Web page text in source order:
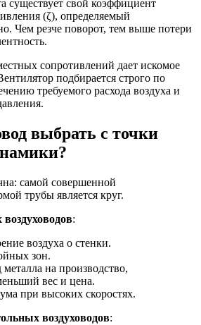
существует свой коэффициент
(ζ), определяемый
Чем резче поворот, тем выше потери
сопротивлений дает искомое
подбирается строго по
требуемого расхода воздуха и
выбрать с точки
самой совершенной
трубы является круг.
:
воздуха о стенки.
зон.
на производство,
вес и цена.
при высоких скоростях.
воздуховодов: